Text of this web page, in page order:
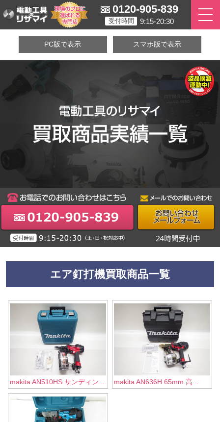
0120-905-839
受付時間 9:15-20:30
PC版で表示 スマホ版で表示
エア釘打機買取商品一覧
makita AN510HS サンディン... makita AN636H 65mm 高...